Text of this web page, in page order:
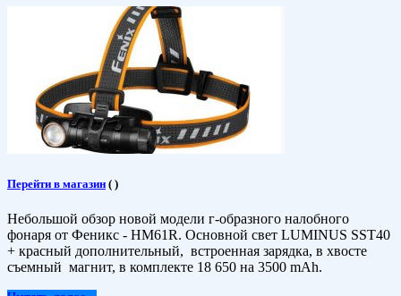
Перейти в магазин ( )
Небольшой обзор новой модели г-образного налобного
фонаря от Феникс - HM61R. Основной свет LUMINUS SST40
+ красный дополнительный, встроенная зарядка, в хвосте
съемный магнит, в комплекте 18 650 на 3500 mAh.